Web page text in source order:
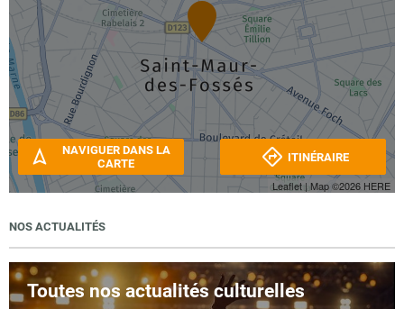
Leaflet | Map ©2026 HERE
NAVIGUER DANS LA
CARTE
ITINÉRAIRE
NOS ACTUALITÉS
Toutes nos actualités culturelles